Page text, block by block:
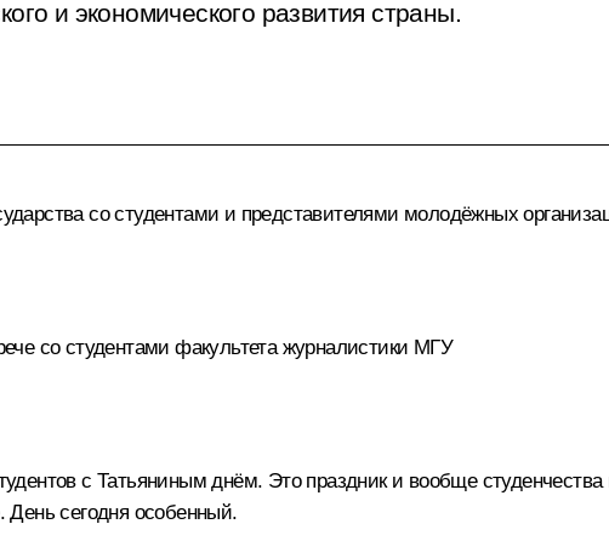
и экономического развития страны.
со студентами и представителями молодёжных
со студентами факультета журналистики МГУ
с Татьяниным днём. Это праздник и вообще
День сегодня особенный.